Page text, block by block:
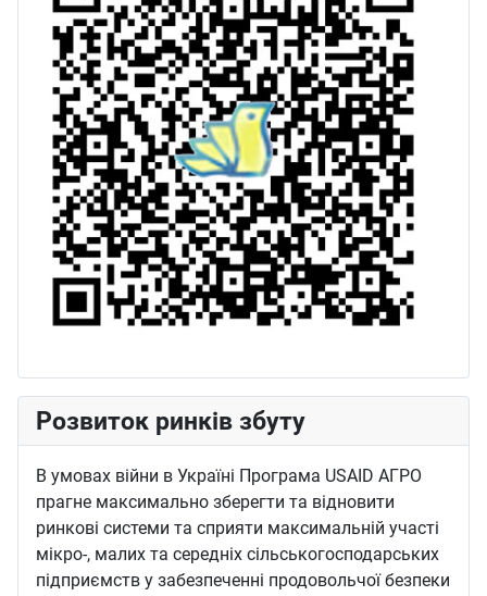
Розвиток ринків збуту
В умовах війни в Україні Програма USAID АГРО
прагне максимально зберегти та відновити
ринкові системи та сприяти максимальній участі
мікро-, малих та середніх сільськогосподарських
підприємств у забезпеченні продовольчої безпеки